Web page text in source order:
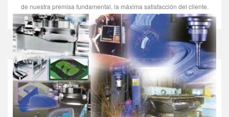
de nuestra premisa fundamental, la máxima satisfacción del cliente.